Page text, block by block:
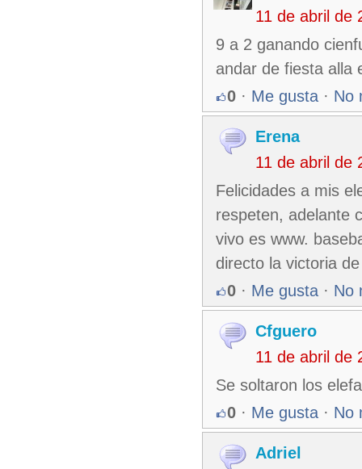
11 de abril de
9 a 2 ganando
andar de fiesta alla
0 · Me gusta · No
Erena
11 de abril de
Felicidades a mis
respeten, adelante
vivo es www.
directo la victoria
0 · Me gusta · No
Cfguero
11 de abril de
Se soltaron los
0 · Me gusta · No
Adriel